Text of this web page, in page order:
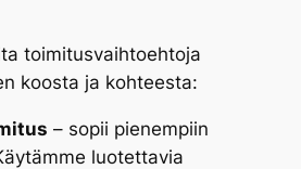
toimitusvaihtoehtoja
koosta ja kohteesta:
– sopii pienempiin
luotettavia